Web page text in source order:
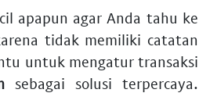
apapun agar Anda tahu ke
tidak memiliki catatan
untuk mengatur transaksi
sebagai solusi terpercaya.